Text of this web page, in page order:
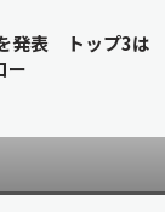
発表 トップ3は
ー